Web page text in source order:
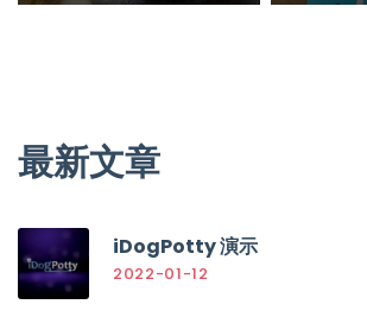
最新文章
iDogPotty 演示
2022-01-12